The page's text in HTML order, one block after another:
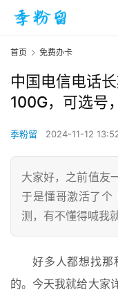
首页 免费办卡
中国电信电话
100G，可选号
季粉留 2024-11-12
大家好，之前值友
于是懂哥激活了个
测，有不懂得喊我就
好多人都想找那
的。今天我就给大家